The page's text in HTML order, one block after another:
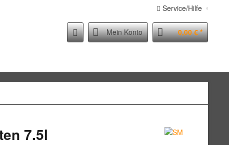
Service/Hilfe
Mein Konto 0,00 € *
7.5l